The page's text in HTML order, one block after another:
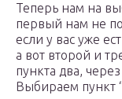
Теперь нам на
первый нам не
если у вас уже
а вот второй и
пункта два,
Выбираем пункт